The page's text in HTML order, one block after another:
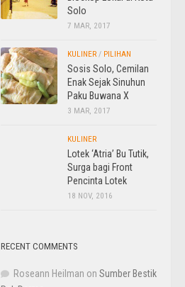
Solo
7 MAR, 2017
KULINER / PILIHAN
Sosis Solo, Cemilan
Enak Sejak Sinuhun
Paku Buwana X
3 MAR, 2017
KULINER
Lotek ‘Atria’ Bu Tutik,
Surga bagi Front
Pencinta Lotek
18 NOV, 2016
RECENT COMMENTS
Roseann Heilman on Sumber Bestik